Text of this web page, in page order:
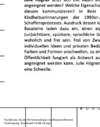
Fachklasse: Klasse für Systemdesign von Maureen Mooren
Studiengang: Buchkunst/Grafik-Design